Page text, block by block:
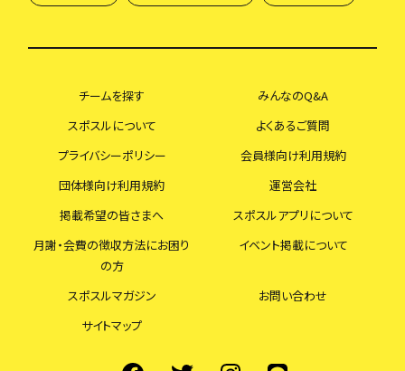
チームを探す
みんなのQ&A
スポスルについて
よくあるご質問
プライバシーポリシー
会員様向け利用規約
団体様向け利用規約
運営会社
掲載希望の皆さまへ
スポスルアプリについて
月謝・会費の徴収方法にお困り
の方
イベント掲載について
スポスルマガジン
お問い合わせ
サイトマップ